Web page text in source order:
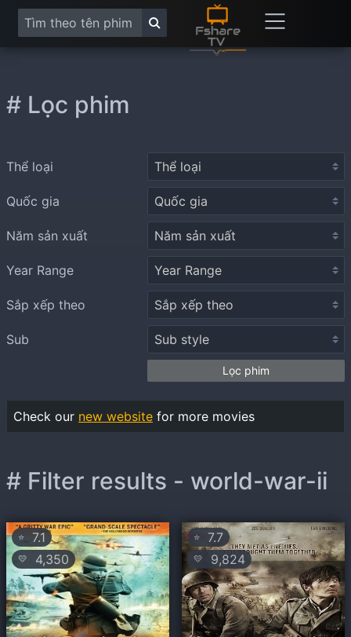
# Filter results - world-war-ii
⭐ 7.1
💛 4,350
⭐ 7.7
💛 9,824
# Lọc phim
Thể loại
Quốc gia
Năm sản xuất
Year Range
Sắp xếp theo
Sub
Lọc phim
Check our new website for more movies